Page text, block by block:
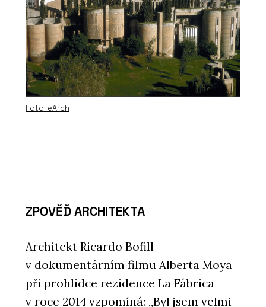
Foto: eArch
ZPOVĚĎ ARCHITEKTA
Architekt Ricardo Bofill
v dokumentárním filmu Alberta Moya
při prohlídce rezidence La Fábrica
v roce 2014 vzpomíná: „Byl jsem velmi